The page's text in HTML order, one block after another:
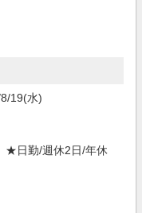
19(水)
★日勤/週休2日/年休